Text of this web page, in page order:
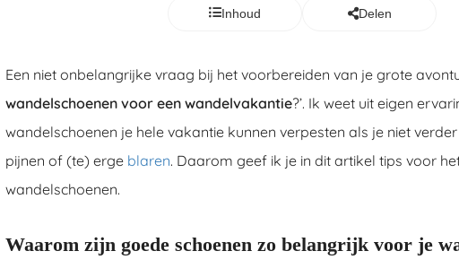
Inhoud Delen
Een niet onbelangrijke vraag bij het voorbereiden van je grote
wandelschoenen voor een wandelvakantie?’. Ik weet uit eigen
wandelschoenen je hele vakantie kunnen verpesten als je niet
pijnen of (te) erge blaren. Daarom geef ik je in dit artikel tips voor
wandelschoenen.
Waarom zijn goede schoenen zo belangrijk voor je